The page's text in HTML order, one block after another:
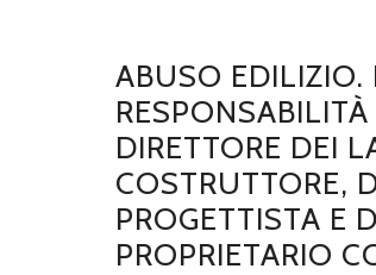
ABUSO EDILIZIO.
DIRETTORE DEI
COSTRUTTORE,
PROGETTISTA E
PROPRIETARIO